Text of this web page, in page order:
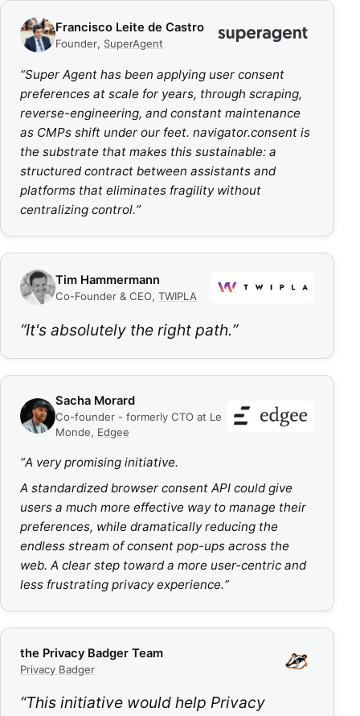
Francisco Leite de Castro
Founder, SuperAgent
“Super Agent has been applying user consent
preferences at scale for years, through scraping,
reverse-engineering, and constant maintenance
as CMPs shift under our feet. navigator.consent is
the substrate that makes this sustainable: a
structured contract between assistants and
platforms that eliminates fragility without
centralizing control.”
Tim Hammermann
Co-Founder & CEO, TWIPLA
“It's absolutely the right path.”
Sacha Morard
Co-founder - formerly CTO at Le
Monde, Edgee
“A very promising initiative.
A standardized browser consent API could give
users a much more effective way to manage their
preferences, while dramatically reducing the
endless stream of consent pop-ups across the
web. A clear step toward a more user-centric and
less frustrating privacy experience.”
the Privacy Badger Team
Privacy Badger
“This initiative would help Privacy